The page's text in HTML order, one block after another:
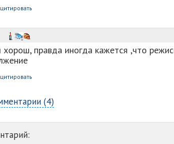
цитировать
хорош, правда иногда кажется ,что
цитировать
(4)